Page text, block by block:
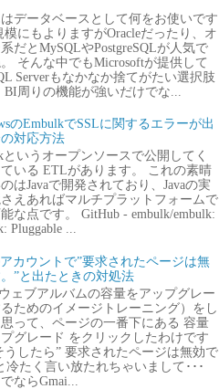
データベースとして何をお使いです
模にもよりますがOracleだったり、オ
だとMySQLやPostgreSQLが人気で
そんな中でもMicrosoftが提供して
Serverもなかなか捨てがたい選択肢
BI周りの機能が強いだけでな...
のEmbulkでSSLに関するエラーが出
対応方法
というオープンソースで公開してく
いる ETLがあります。 これの素晴
はJavaで開発されており、Javaの実
えあればマルチプラットフォームで
な点です。 GitHub - embulk/embulk:
Pluggable ...
カウントで”要求されたページは無
”と出たときの対処法
ウェブアルバムの容量をアップグレー
るためのイメージトレーニング）をし
って、ページの一番下にある 容量
グレード をクリックしたわけです
うしたら” 要求されたページは無効で
冷たく言い放たれちゃいまして･･･
ならGmai...